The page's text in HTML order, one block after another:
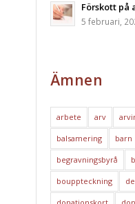
Förskott på
5 februari,
Ämnen
arbete arv
balsamering barn
begravningsbyrå
bouppteckning